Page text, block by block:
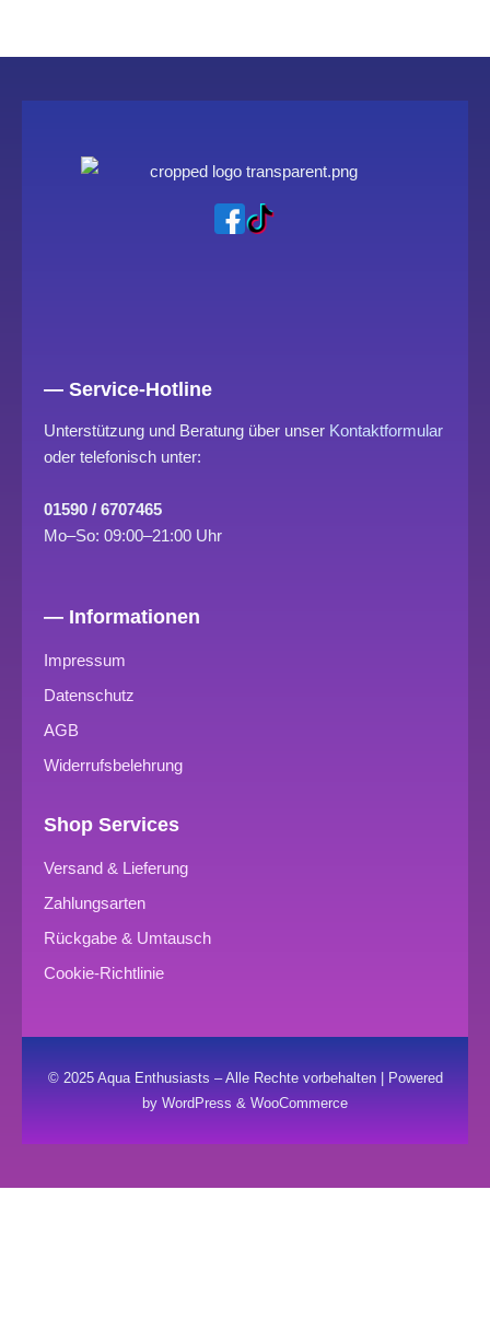
— Service-Hotline
Unterstützung und Beratung über unser Kontaktformular
oder telefonisch unter:
01590 / 6707465
Mo–So: 09:00–21:00 Uhr
— Informationen
Impressum
Datenschutz
AGB
Widerrufsbelehrung
Shop Services
Versand & Lieferung
Zahlungsarten
Rückgabe & Umtausch
Cookie-Richtlinie
© 2025 Aqua Enthusiasts – Alle Rechte vorbehalten | Powered
by WordPress & WooCommerce